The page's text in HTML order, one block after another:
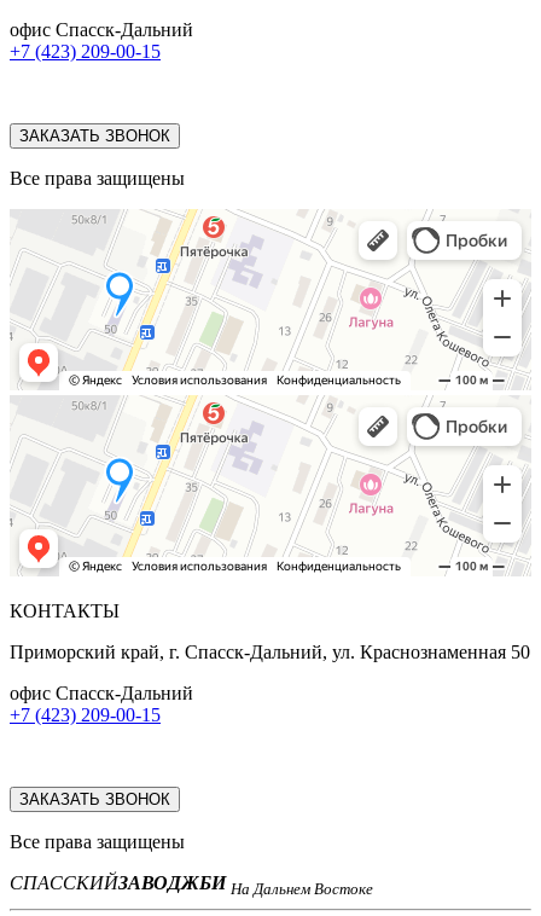
офис Спасск-Дальний
+7 (423) 209-00-15
ЗАКАЗАТЬ ЗВОНОК
Все права защищены
КОНТАКТЫ
Приморский край, г. Спасск-Дальний, ул. Краснознаменная 50
офис Спасск-Дальний
+7 (423) 209-00-15
ЗАКАЗАТЬ ЗВОНОК
Все права защищены
СПАССКИЙЗАВОДЖБИ На Дальнем Востоке